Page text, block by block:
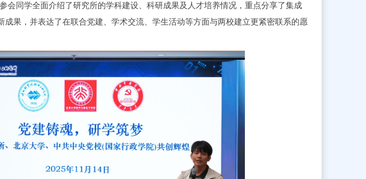
会同学全面介绍了研究所的学科建设、科研成果及人才培养情况，重点分享了集成
成果，并表达了在联合党建、学术交流、学生活动等方面与两校建立更紧密联系的愿